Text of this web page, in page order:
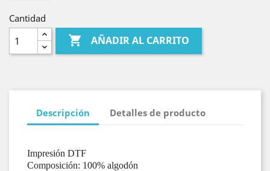
Cantidad
 AÑADIR AL CARRITO
Descripción Detalles de producto
Impresión DTF
Composición: 100% algodón